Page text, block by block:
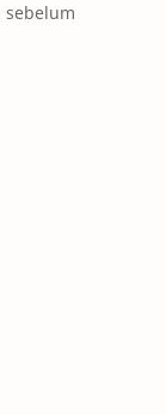
sebelum